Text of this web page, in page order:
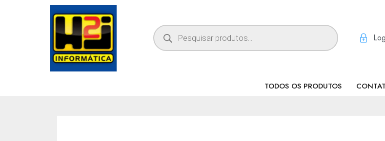
TODOS OS PRODUTOS